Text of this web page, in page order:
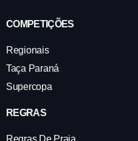
COMPETIÇÕES
Regionais
Taça Paraná
Supercopa
REGRAS
Regras De Praia